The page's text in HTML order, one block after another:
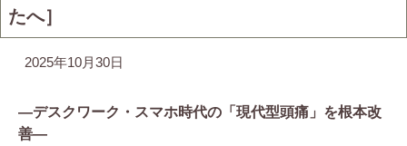
たへ］
2025年10月30日
―デスクワーク・スマホ時代の「現代型頭痛」を根本改
善―